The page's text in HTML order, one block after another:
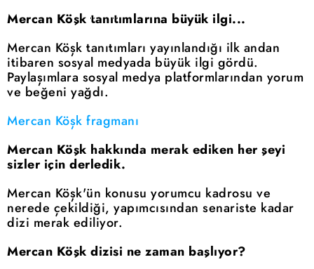
Mercan Köşk tanıtımlarına büyük ilgi...
Mercan Köşk tanıtımları yayınlandığı ilk andan
itibaren sosyal medyada büyük ilgi gördü.
Paylaşımlara sosyal medya platformlarından yorum
ve beğeni yağdı.
Mercan Köşk fragmanı
Mercan Köşk hakkında merak ediken her şeyi
sizler için derledik.
Mercan Köşk'ün konusu yorumcu kadrosu ve
nerede çekildiği, yapımcısından senariste kadar
dizi merak ediliyor.
Mercan Köşk dizisi ne zaman başlıyor?